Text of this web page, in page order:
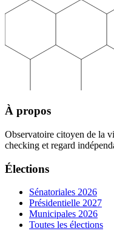
À propos
Observatoire citoyen de la
checking et regard
Élections
Sénatoriales 2026
Présidentielle 2027
Municipales 2026
Toutes les élections